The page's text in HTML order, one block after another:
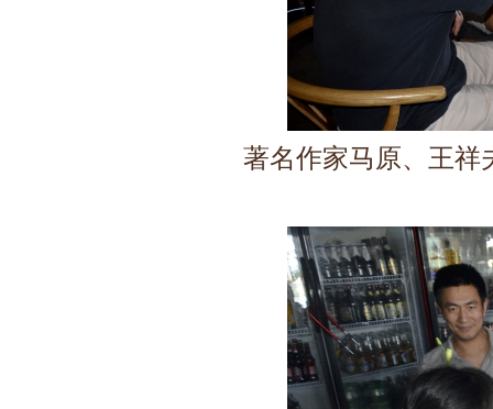
著名作家马原、王祥